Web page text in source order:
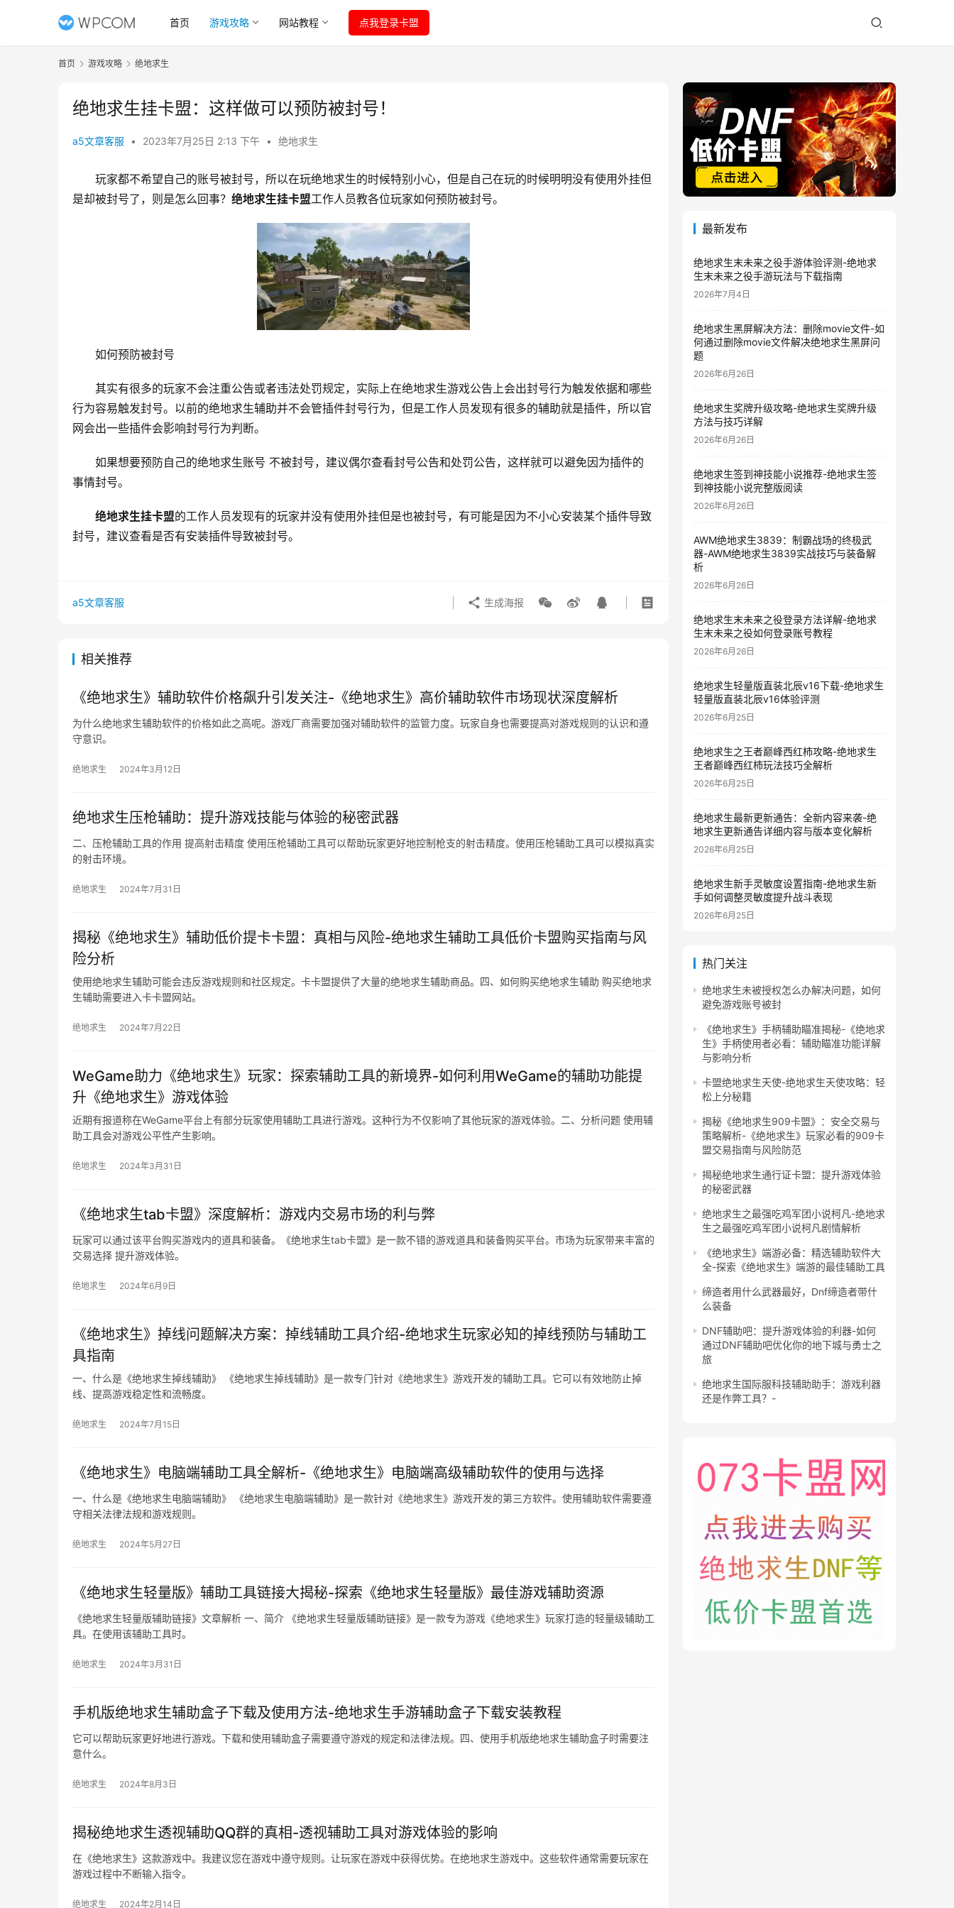
首页 游戏攻略 网站教程 点我登录卡盟
首页 游戏攻略 绝地求生
绝地求生挂卡盟：这样做可以预防被封号！
a5文章客服 • 2023年7月25日 2:13 下午 • 绝地求生
玩家都不希望自己的账号被封号，所以在玩绝地求生的时候特别小心，但是自己在玩的时候明明没有使用外挂但
是却被封号了，则是怎么回事？ 绝地求生挂卡盟工作人员教各位玩家如何预防被封号。
如何预防被封号
其实有很多的玩家不会注重公告或者违法处罚规定，实际上在绝地求生游戏公告上会出封号行为触发依据和哪些
行为容易触发封号。以前的绝地求生辅助并不会管插件封号行为，但是工作人员发现有很多的辅助就是插件，所以官
网会出一些插件会影响封号行为判断。
如果想要预防自己的绝地求生账号 不被封号，建议偶尔查看封号公告和处罚公告，这样就可以避免因为插件的
事情封号。
绝地求生挂卡盟的工作人员发现有的玩家并没有使用外挂但是也被封号，有可能是因为不小心安装某个插件导致
封号，建议查看是否有安装插件导致被封号。
a5文章客服 生成海报
相关推荐
《绝地求生》辅助软件价格飙升引发关注-《绝地求生》高价辅助软件市场现状深度解析
为什么绝地求生辅助软件的价格如此之高呢。游戏厂商需要加强对辅助软件的监管力度。玩家自身也需要提高对游戏规则的认识和遵
守意识。
绝地求生 2024年3月12日
绝地求生压枪辅助：提升游戏技能与体验的秘密武器
二、压枪辅助工具的作用 提高射击精度 使用压枪辅助工具可以帮助玩家更好地控制枪支的射击精度。使用压枪辅助工具可以模拟真实
的射击环境。
绝地求生 2024年7月31日
揭秘《绝地求生》辅助低价提卡卡盟：真相与风险-绝地求生辅助工具低价卡盟购买指南与风
险分析
使用绝地求生辅助可能会违反游戏规则和社区规定。卡卡盟提供了大量的绝地求生辅助商品。四、如何购买绝地求生辅助 购买绝地求
生辅助需要进入卡卡盟网站。
绝地求生 2024年7月22日
WeGame助力《绝地求生》玩家：探索辅助工具的新境界-如何利用WeGame的辅助功能提
升《绝地求生》游戏体验
近期有报道称在WeGame平台上有部分玩家使用辅助工具进行游戏。这种行为不仅影响了其他玩家的游戏体验。二、分析问题 使用辅
助工具会对游戏公平性产生影响。
绝地求生 2024年3月31日
《绝地求生tab卡盟》深度解析：游戏内交易市场的利与弊
玩家可以通过该平台购买游戏内的道具和装备。《绝地求生tab卡盟》是一款不错的游戏道具和装备购买平台。市场为玩家带来丰富的
交易选择 提升游戏体验。
绝地求生 2024年6月9日
《绝地求生》掉线问题解决方案：掉线辅助工具介绍-绝地求生玩家必知的掉线预防与辅助工
具指南
一、什么是《绝地求生掉线辅助》 《绝地求生掉线辅助》是一款专门针对《绝地求生》游戏开发的辅助工具。它可以有效地防止掉
线、提高游戏稳定性和流畅度。
绝地求生 2024年7月15日
《绝地求生》电脑端辅助工具全解析-《绝地求生》电脑端高级辅助软件的使用与选择
一、什么是《绝地求生电脑端辅助》 《绝地求生电脑端辅助》是一款针对《绝地求生》游戏开发的第三方软件。使用辅助软件需要遵
守相关法律法规和游戏规则。
绝地求生 2024年5月27日
《绝地求生轻量版》辅助工具链接大揭秘-探索《绝地求生轻量版》最佳游戏辅助资源
《绝地求生轻量版辅助链接》文章解析 一、简介 《绝地求生轻量版辅助链接》是一款专为游戏《绝地求生》玩家打造的轻量级辅助工
具。在使用该辅助工具时。
绝地求生 2024年3月31日
手机版绝地求生辅助盒子下载及使用方法-绝地求生手游辅助盒子下载安装教程
它可以帮助玩家更好地进行游戏。下载和使用辅助盒子需要遵守游戏的规定和法律法规。四、使用手机版绝地求生辅助盒子时需要注
意什么。
绝地求生 2024年8月3日
揭秘绝地求生透视辅助QQ群的真相-透视辅助工具对游戏体验的影响
在《绝地求生》这款游戏中。我建议您在游戏中遵守规则。让玩家在游戏中获得优势。在绝地求生游戏中。这些软件通常需要玩家在
游戏过程中不断输入指令。
绝地求生 2024年2月14日
最新发布
绝地求生末未来之役手游体验评测-绝地求
生末未来之役手游玩法与下载指南
2026年7月4日
绝地求生黑屏解决方法：删除movie文件-如
何通过删除movie文件解决绝地求生黑屏问
题
2026年6月26日
绝地求生奖牌升级攻略-绝地求生奖牌升级
方法与技巧详解
2026年6月26日
绝地求生签到神技能小说推荐-绝地求生签
到神技能小说完整版阅读
2026年6月26日
AWM绝地求生3839：制霸战场的终极武
器-AWM绝地求生3839实战技巧与装备解
析
2026年6月26日
绝地求生末未来之役登录方法详解-绝地求
生末未来之役如何登录账号教程
2026年6月26日
绝地求生轻量版直装北辰v16下载-绝地求生
轻量版直装北辰v16体验评测
2026年6月25日
绝地求生之王者巅峰西红柿攻略-绝地求生
王者巅峰西红柿玩法技巧全解析
2026年6月25日
绝地求生最新更新通告：全新内容来袭-绝
地求生更新通告详细内容与版本变化解析
2026年6月25日
绝地求生新手灵敏度设置指南-绝地求生新
手如何调整灵敏度提升战斗表现
2026年6月25日
热门关注
绝地求生未被授权怎么办解决问题，如何
避免游戏账号被封
《绝地求生》手柄辅助瞄准揭秘-《绝地求
生》手柄使用者必看：辅助瞄准功能详解
与影响分析
卡盟绝地求生天使-绝地求生天使攻略：轻
松上分秘籍
揭秘《绝地求生909卡盟》：安全交易与
策略解析-《绝地求生》玩家必看的909卡
盟交易指南与风险防范
揭秘绝地求生通行证卡盟：提升游戏体验
的秘密武器
绝地求生之最强吃鸡军团小说柯凡-绝地求
生之最强吃鸡军团小说柯凡剧情解析
《绝地求生》端游必备：精选辅助软件大
全-探索《绝地求生》端游的最佳辅助工具
缔造者用什么武器最好，Dnf缔造者带什
么装备
DNF辅助吧：提升游戏体验的利器-如何
通过DNF辅助吧优化你的地下城与勇士之
旅
绝地求生国际服科技辅助助手：游戏利器
还是作弊工具？-